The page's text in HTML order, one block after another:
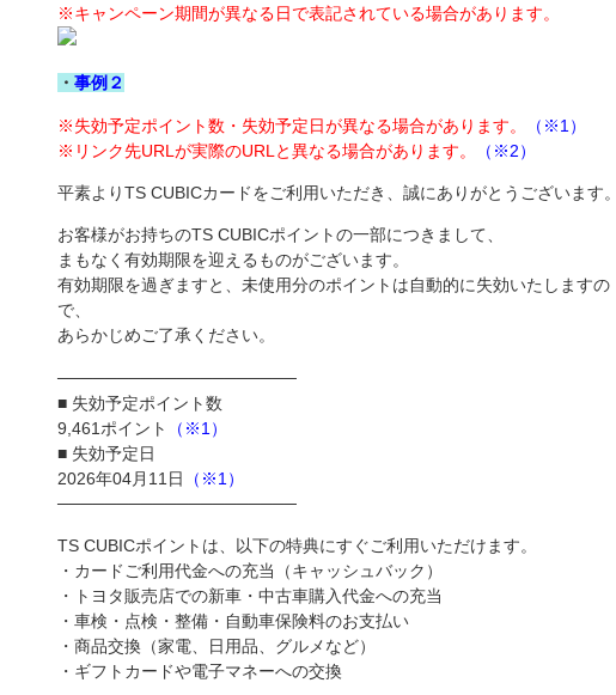
※キャンペーン期間が異なる日で表記されている場合があります。
・ 事例２
※失効予定ポイント数・失効予定日が異なる場合があります。
（※1）
※リンク先URLが実際のURLと異なる場合があります。
（※2）
平素よりTS CUBICカードをご利用いただき、誠にありがとうございます。
お客様がお持ちのTS CUBICポイントの一部につきまして、
まもなく有効期限を迎えるものがございます。
有効期限を過ぎますと、未使用分のポイントは自動的に失効いたしますの
で、
あらかじめご了承ください。
────────────────────
■ 失効予定ポイント数
9,461ポイント
（※1）
■ 失効予定日
2026年04月11日
（※1）
────────────────────
TS CUBICポイントは、以下の特典にすぐご利用いただけます。
・カードご利用代金への充当（キャッシュバック）
・トヨタ販売店での新車・中古車購入代金への充当
・車検・点検・整備・自動車保険料のお支払い
・商品交換（家電、日用品、グルメなど）
・ギフトカードや電子マネーへの交換